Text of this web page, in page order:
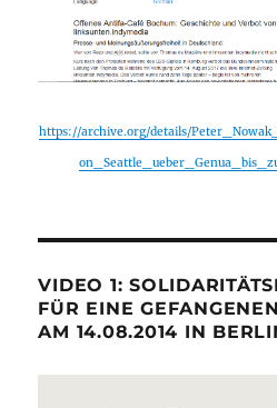
https://archive.org/details/
VIDEO 1:
FÜR EINE
AM 14.08.2014 IN